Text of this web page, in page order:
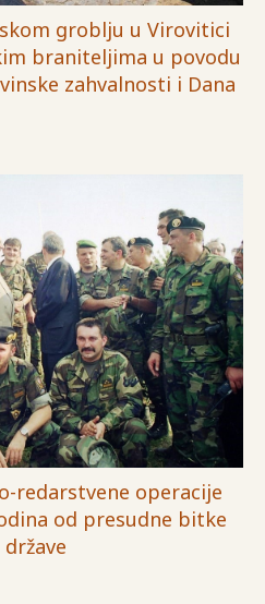
groblju u Virovitici
braniteljima u povodu
zahvalnosti i Dana
redarstvene operacije
od presudne bitke